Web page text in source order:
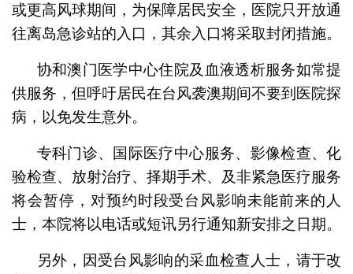
或更高风球期间，为保障居民安全，医院只开放通
往离岛急诊站的入口，其余入口将采取封闭措施。
协和澳门医学中心住院及血液透析服务如常提
供服务，但呼吁居民在台风袭澳期间不要到医院探
病，以免发生意外。
专科门诊、国际医疗中心服务、影像检查、化
验检查、放射治疗、择期手术、及非紧急医疗服务
将会暂停，对预约时段受台风影响未能前来的人
士，本院将以电话或短讯另行通知新安排之日期。
另外，因受台风影响的采血检查人士，请于改